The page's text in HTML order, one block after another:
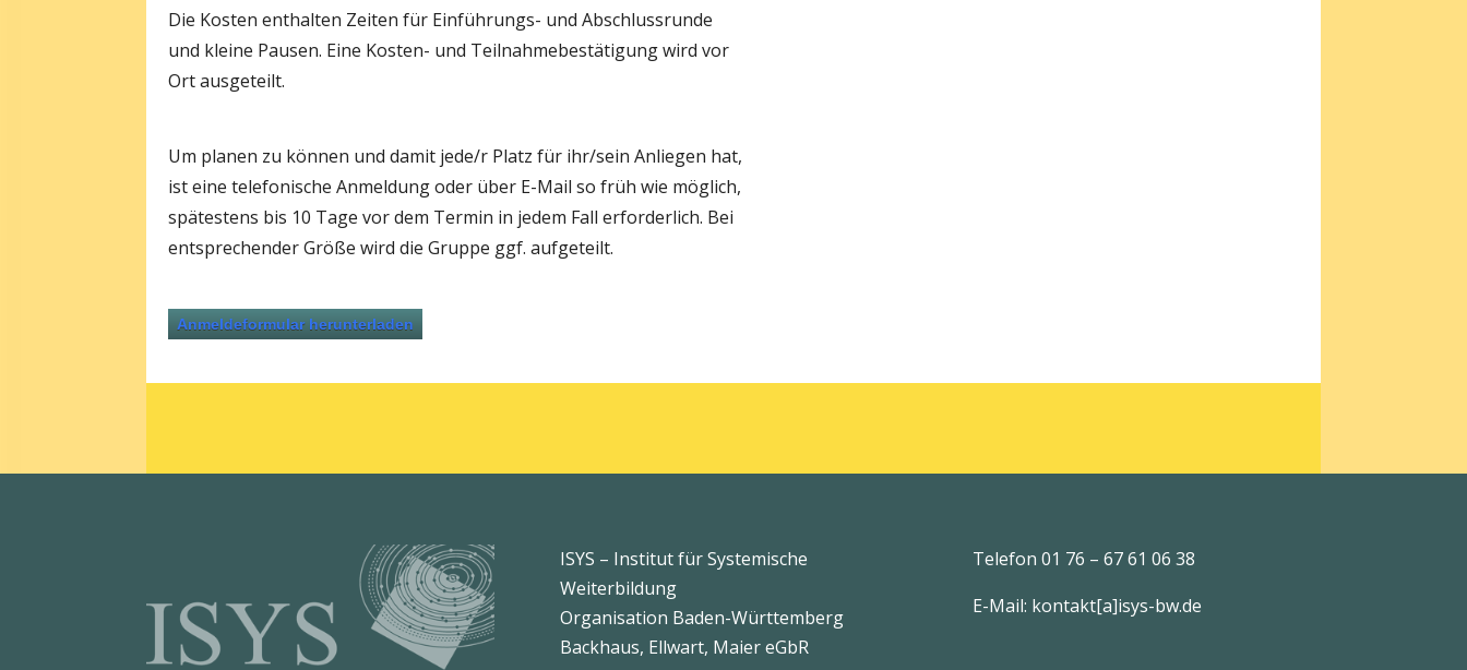
Die Kosten enthalten Zeiten für Einführungs- und Abschlussrunde
und kleine Pausen. Eine Kosten- und Teilnahmebestätigung wird vor
Ort ausgeteilt.
Um planen zu können und damit jede/r Platz für ihr/sein Anliegen hat,
ist eine telefonische Anmeldung oder über E-Mail so früh wie möglich,
spätestens bis 10 Tage vor dem Termin in jedem Fall erforderlich. Bei
entsprechender Größe wird die Gruppe ggf. aufgeteilt.
Anmeldeformular herunterladen
ISYS – Institut für Systemische
Weiterbildung
Organisation Baden-Württemberg
Backhaus, Ellwart, Maier eGbR
Telefon 01 76 – 67 61 06 38
E-Mail: kontakt[a]isys-bw.de